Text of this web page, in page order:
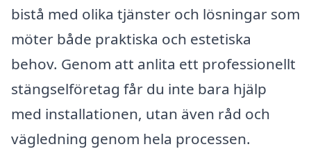
bistå med olika tjänster och lösningar som
möter både praktiska och estetiska
behov. Genom att anlita ett professionellt
stängselföretag får du inte bara hjälp
med installationen, utan även råd och
vägledning genom hela processen.